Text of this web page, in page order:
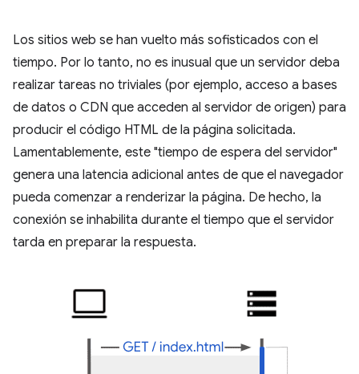
Los sitios web se han vuelto más sofisticados con el
tiempo. Por lo tanto, no es inusual que un servidor deba
realizar tareas no triviales (por ejemplo, acceso a bases
de datos o CDN que acceden al servidor de origen) para
producir el código HTML de la página solicitada.
Lamentablemente, este "tiempo de espera del servidor"
genera una latencia adicional antes de que el navegador
pueda comenzar a renderizar la página. De hecho, la
conexión se inhabilita durante el tiempo que el servidor
tarda en preparar la respuesta.